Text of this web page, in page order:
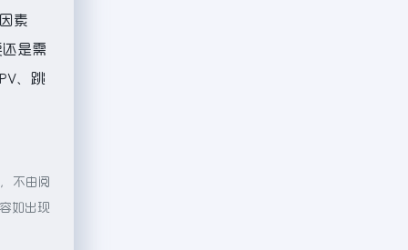
素
是需
、跳
不由阅
如出现